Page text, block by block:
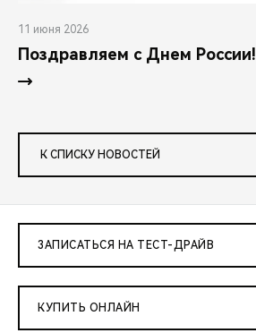
11 июня 2026
Поздравляем с Днем России!
К СПИСКУ НОВОСТЕЙ
ЗАПИСАТЬСЯ НА ТЕСТ-ДРАЙВ
КУПИТЬ ОНЛАЙН